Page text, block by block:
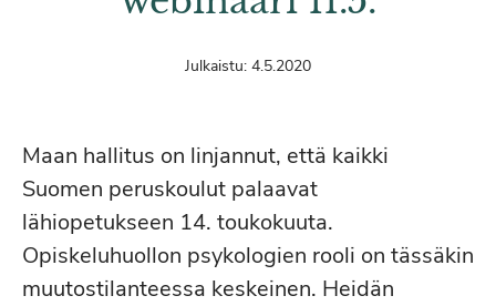
Julkaistu: 4.5.2020
Maan hallitus on linjannut, että kaikki
Suomen peruskoulut palaavat
lähiopetukseen 14. toukokuuta.
Opiskeluhuollon psykologien rooli on tässäkin
muutostilanteessa keskeinen. Heidän